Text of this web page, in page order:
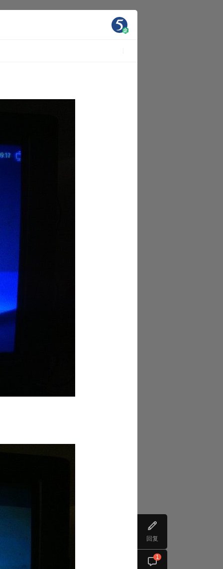
回复
1